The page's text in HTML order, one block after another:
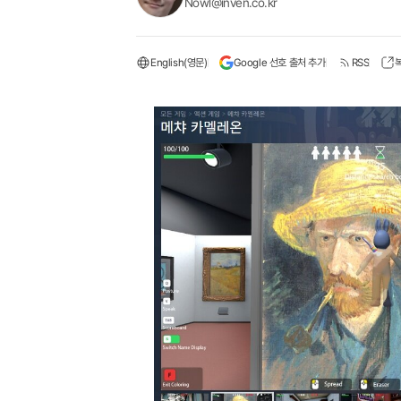
English(영문) Google 선호 출처 추가 RSS